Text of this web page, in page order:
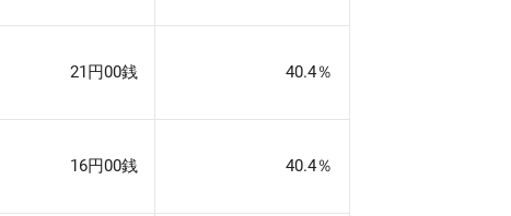
21円00銭 40.4％
16円00銭 40.4％